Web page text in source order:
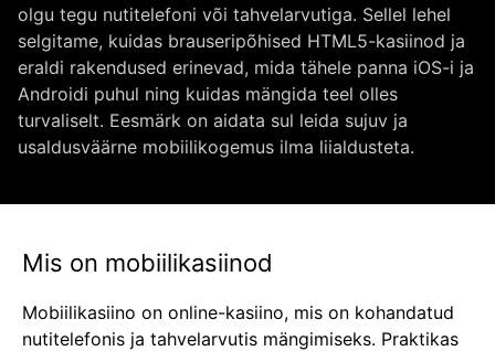
olgu tegu nutitelefoni või tahvelarvutiga. Sellel lehel
selgitame, kuidas brauseripõhised HTML5-kasiinod ja
eraldi rakendused erinevad, mida tähele panna iOS-i ja
Androidi puhul ning kuidas mängida teel olles
turvaliselt. Eesmärk on aidata sul leida sujuv ja
usaldusväärne mobiilikogemus ilma liialdusteta.
Mis on mobiilikasiinod
Mobiilikasiino on online-kasiino, mis on kohandatud
nutitelefonis ja tahvelarvutis mängimiseks. Praktikas